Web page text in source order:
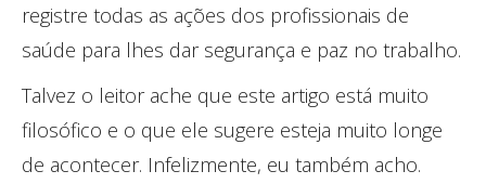
registre todas as ações dos profissionais de
saúde para lhes dar segurança e paz no trabalho.
Talvez o leitor ache que este artigo está muito
filosófico e o que ele sugere esteja muito longe
de acontecer. Infelizmente, eu também acho.